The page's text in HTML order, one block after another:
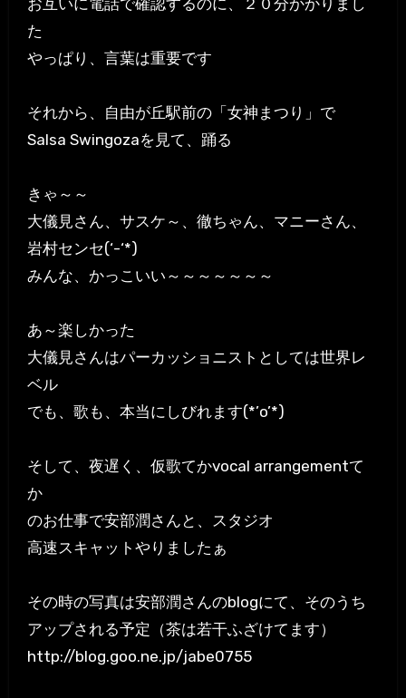
お互いに電話で確認するのに、２０分かかりまし
た
やっぱり、言葉は重要です
それから、自由が丘駅前の「女神まつり」で
Salsa Swingozaを見て、踊る
きゃ～～
大儀見さん、サスケ～、徹ちゃん、マニーさん、
岩村センセ(‘-‘*)
みんな、かっこいい～～～～～～～
あ～楽しかった
大儀見さんはパーカッショニストとしては世界レ
ベル
でも、歌も、本当にしびれます(*’o’*)
そして、夜遅く、仮歌てかvocal arrangementて
か
のお仕事で安部潤さんと、スタジオ
高速スキャットやりましたぁ
その時の写真は安部潤さんのblogにて、そのうち
アップされる予定（茶は若干ふざけてます）
http://blog.goo.ne.jp/jabe0755